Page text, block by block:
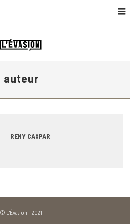
auteur
REMY CASPAR
© L'Évasion - 2021